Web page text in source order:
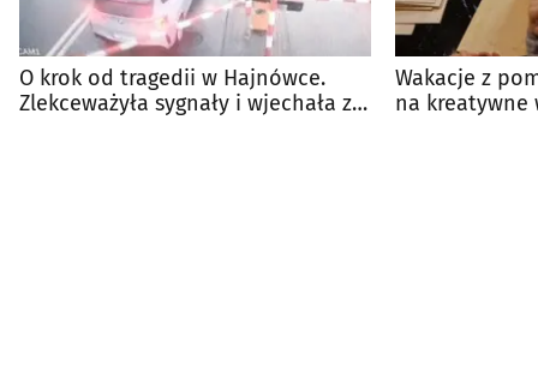
O krok od tragedii w Hajnówce.
Zlekceważyła sygnały i wjechała za
Wakacje z
na kreatywne